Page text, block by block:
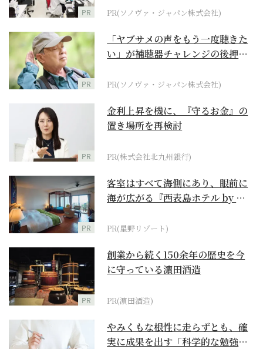
PR PR(ソノヴァ・ジャパン株式会社)
PR
「ヤブサメの声をもう一度聴きた
い」が補聴器チャレンジの後押し
PR(ソノヴァ・ジャパン株式会社)
PR
金利上昇を機に、『守るお金』の
置き場所を再検討
PR(株式会社北九州銀行)
PR
客室はすべて海側にあり、眼前に
海が広がる『西表島ホテル by 星
PR(星野リゾート)
PR
創業から続く150余年の歴史を今
に守っている濵田酒造
PR(濵田酒造)
やみくもな根性に走らずとも、確
実に成果を出す「科学的な勉強